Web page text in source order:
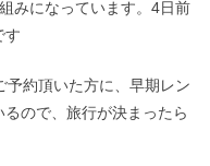
みになっています。4日前
す
予約頂いた方に、早期レン
ので、旅行が決まったら